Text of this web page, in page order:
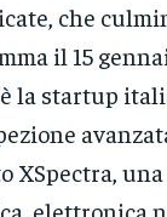
che
il 15
la startup
XSpectra,
elettronica